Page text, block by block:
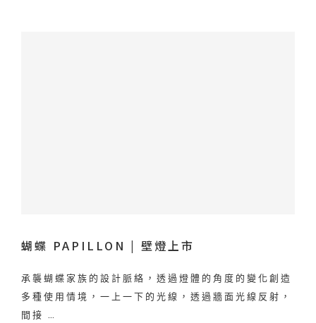
蝴蝶 PAPILLON | 壁燈上市
承襲蝴蝶家族的設計脈絡，透過燈體的角度的變化創造
多種使用情境，一上一下的光線，透過牆面光線反射，
間接 …